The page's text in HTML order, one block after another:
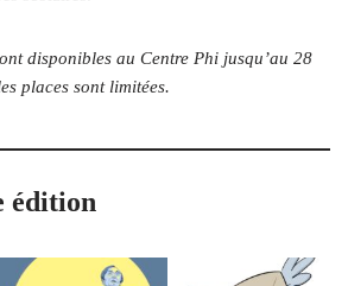
disponibles au Centre Phi jusqu’au 28
places sont limitées.
édition